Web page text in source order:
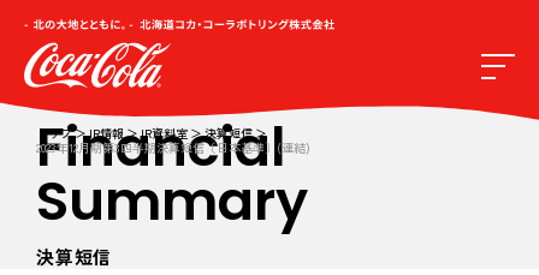
トップ IR情報 IR資料室
決算短信
2023年12月期第3四半期決算短信〔日本基準〕(連結)
Financial
Summary
決算短信